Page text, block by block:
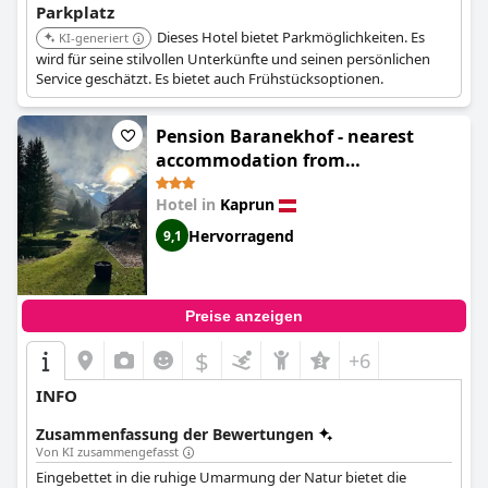
Parkplatz
KI-generiert
Dieses Hotel bietet Parkmöglichkeiten. Es
wird für seine stilvollen Unterkünfte und seinen persönlichen
Service geschätzt. Es bietet auch Frühstücksoptionen.
Pension Baranekhof - nearest
accommodation from
Kitzsteinhorn (Pension
Baranekhof - Accommodation in
Nature with Mountain Views -
Baranek Resorts)
Hotel in Kaprun
9,1 Hervorragend
Preise anzeigen
$ +6
INFO
Zusammenfassung der Bewertungen
Von KI zusammengefasst
Eingebettet in die ruhige Umarmung der Natur bietet die